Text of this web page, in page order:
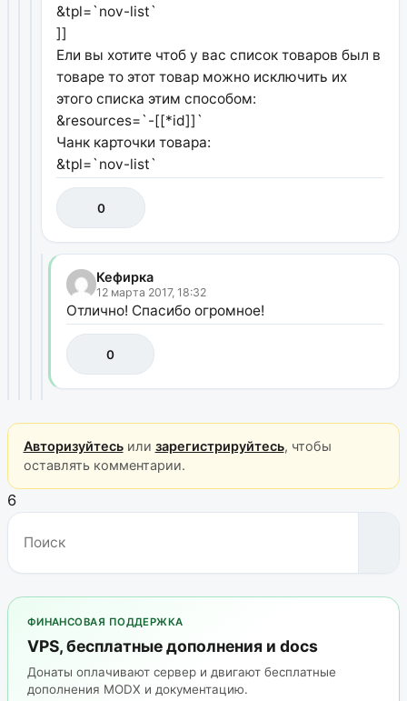
&tpl=`nov-list`
]]
Ели вы хотите чтоб у вас список товаров был в
товаре то этот товар можно исключить их
этого списка этим способом:
&resources=`-[[*id]]`
Чанк карточки товара:
&tpl=`nov-list`
0
Кефирка
12 марта 2017, 18:32
Отлично! Спасибо огромное!
0
Авторизуйтесьили зарегистрируйтесь, чтобы
оставлять комментарии.
6
ФИНАНСОВАЯ ПОДДЕРЖКА
VPS, бесплатные дополнения и docs
Донаты оплачивают сервер и двигают бесплатные
дополнения MODX и документацию.